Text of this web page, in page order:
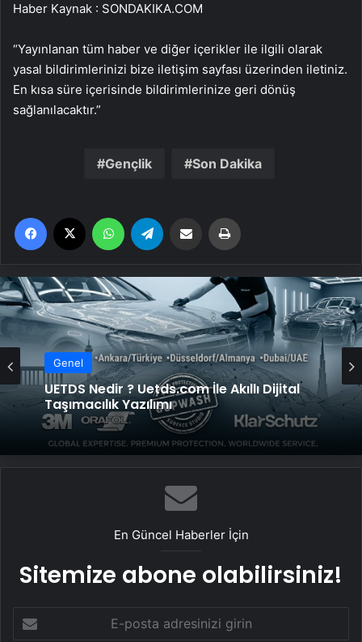
Haber Kaynak : SONDAKIKA.COM
“Yayınlanan tüm haber ve diğer içerikler ile ilgili olarak
yasal bildirimlerinizi bize iletişim sayfası üzerinden iletiniz.
En kısa süre içerisinde bildirimlerinize geri dönüş
sağlanılacaktır.”
Gençlik Son Dakika
Facebook WhatsApp Email'den paylaş
Genel
UETDS Nedir ? Uetds.com İle Akıllı Dijital
Taşımacılık Yazılımı
En Güncel Haberler İçin
Sitemize abone olabilirsiniz!
posta